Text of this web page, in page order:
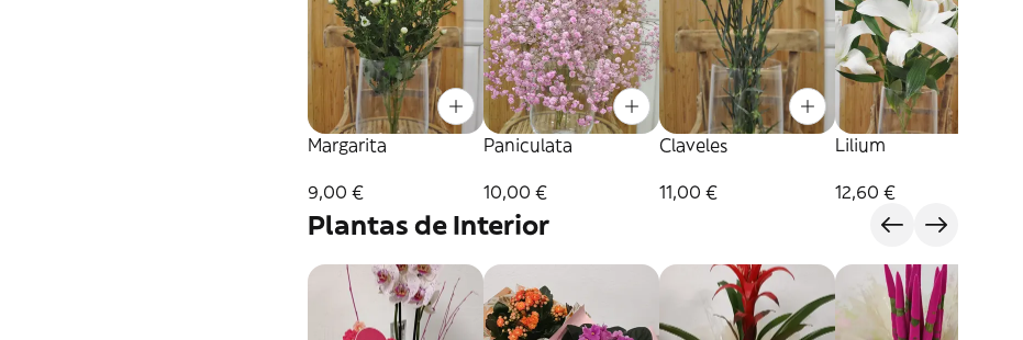
Margarita
9,00 €
Paniculata
10,00 €
Claveles
11,00 €
Lilium
12,60 €
Plantas de Interior